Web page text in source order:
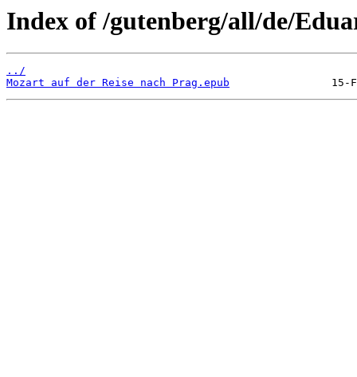
Index of /gutenberg/all/de/
../
Mozart auf der Reise nach Prag.epub